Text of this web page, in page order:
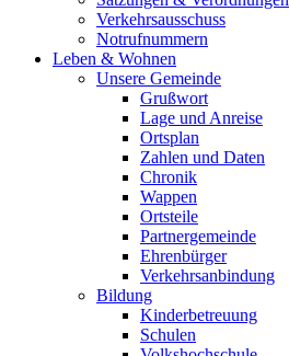
Verkehrsausschuss
Notrufnummern
Leben & Wohnen
Unsere Gemeinde
Grußwort
Lage und Anreise
Ortsplan
Zahlen und Daten
Chronik
Wappen
Ortsteile
Partnergemeinde
Ehrenbürger
Verkehrsanbindung
Bildung
Kinderbetreuung
Schulen